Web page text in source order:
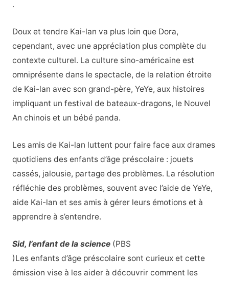
.
Doux et tendre Kai-lan va plus loin que Dora,
cependant, avec une appréciation plus complète du
contexte culturel. La culture sino-américaine est
omniprésente dans le spectacle, de la relation étroite
de Kai-lan avec son grand-père, YeYe, aux histoires
impliquant un festival de bateaux-dragons, le Nouvel
An chinois et un bébé panda.
Les amis de Kai-lan luttent pour faire face aux drames
quotidiens des enfants d’âge préscolaire : jouets
cassés, jalousie, partage des problèmes. La résolution
réfléchie des problèmes, souvent avec l’aide de YeYe,
aide Kai-lan et ses amis à gérer leurs émotions et à
apprendre à s’entendre.
Sid, l’enfant de la science(PBS
)Les enfants d’âge préscolaire sont curieux et cette
émission vise à les aider à découvrir comment les